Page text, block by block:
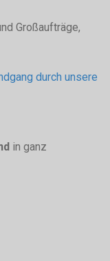
Großaufträge,
durch unsere
in ganz